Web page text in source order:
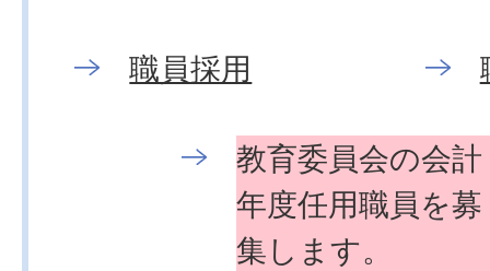
職員採用
教育委員会の会計
年度任用職員を募
集します。